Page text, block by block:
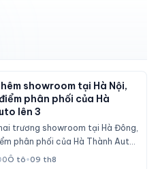
showroom tại Hà Nội,
phân phối của Hà
lên 3
trương showroom tại Hà Đông,
phân phối của Hà Thành Auto
3 cơ sở.
0Ô tô•09 th8